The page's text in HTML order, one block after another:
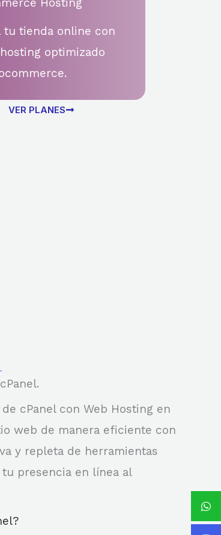
tu tienda online con
optimizado
VER PLANES
cPanel con Web Hosting en
web de manera eficiente con
y repleta de herramientas
presencia en línea al